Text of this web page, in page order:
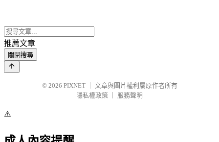
推薦文章
關閉搜尋
© 2026 PIXNET
文章與圖片權利屬原作者所有
隱私權政策
服務聲明
⚠️